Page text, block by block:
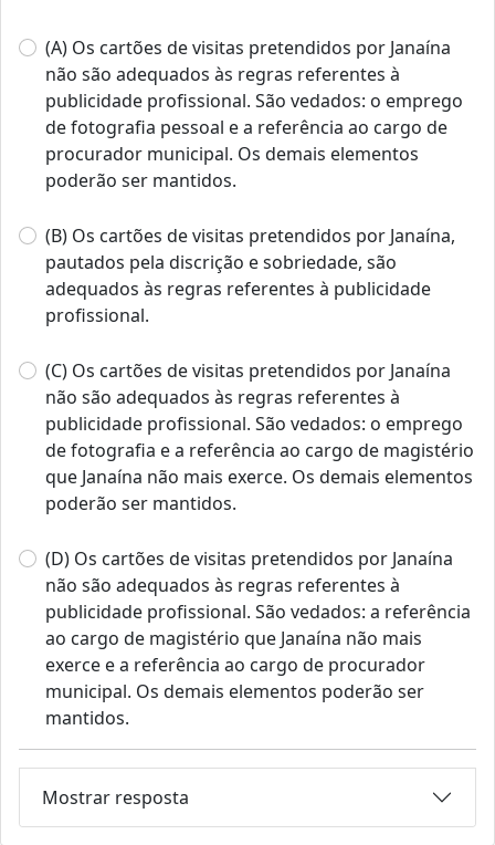
(A) Os cartões de visitas pretendidos por Janaína
não são adequados às regras referentes à
publicidade profissional. São vedados: o emprego
de fotografia pessoal e a referência ao cargo de
procurador municipal. Os demais elementos
poderão ser mantidos.
(B) Os cartões de visitas pretendidos por Janaína,
pautados pela discrição e sobriedade, são
adequados às regras referentes à publicidade
profissional.
(C) Os cartões de visitas pretendidos por Janaína
não são adequados às regras referentes à
publicidade profissional. São vedados: o emprego
de fotografia e a referência ao cargo de magistério
que Janaína não mais exerce. Os demais elementos
poderão ser mantidos.
(D) Os cartões de visitas pretendidos por Janaína
não são adequados às regras referentes à
publicidade profissional. São vedados: a referência
ao cargo de magistério que Janaína não mais
exerce e a referência ao cargo de procurador
municipal. Os demais elementos poderão ser
mantidos.
Mostrar resposta